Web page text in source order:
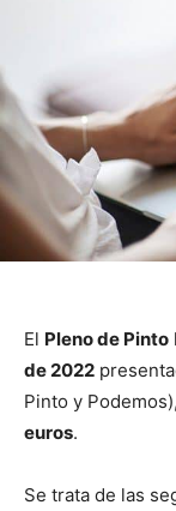
El Pleno de Pinto
de 2022
Pinto y
euros.
Se trata de las